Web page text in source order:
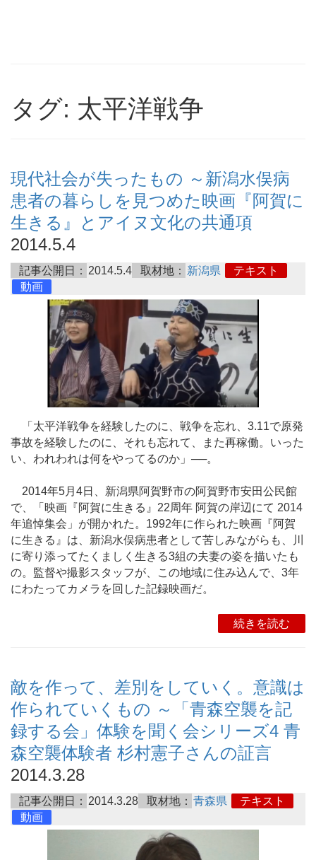
タグ: 太平洋戦争
現代社会が失ったもの ～新潟水俣病
患者の暮らしを見つめた映画『阿賀に
生きる』とアイヌ文化の共通項
2014.5.4
記事公開日： 2014.5.4 取材地： 新潟県
テキスト
動画
「太平洋戦争を経験したのに、戦争を忘れ、3.11で原発
事故を経験したのに、それも忘れて、また再稼働。いった
い、われわれは何をやってるのか」──。
2014年5月4日、新潟県阿賀野市の阿賀野市安田公民館
で、「映画『阿賀に生きる』22周年 阿賀の岸辺にて 2014
年追悼集会」が開かれた。1992年に作られた映画『阿賀
に生きる』は、新潟水俣病患者として苦しみながらも、川
に寄り添ってたくましく生きる3組の夫妻の姿を描いたも
の。監督や撮影スタッフが、この地域に住み込んで、3年
にわたってカメラを回した記録映画だ。
続きを読む
敵を作って、差別をしていく。意識は
作られていくもの ～「青森空襲を記
録する会」体験を聞く会シリーズ4 青
森空襲体験者 杉村憲子さんの証言
2014.3.28
記事公開日： 2014.3.28 取材地： 青森県
テキスト
動画